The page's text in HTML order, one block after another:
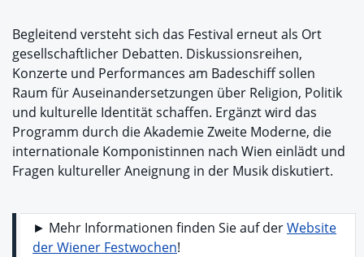
Begleitend versteht sich das Festival erneut als Ort
gesellschaftlicher Debatten. Diskussionsreihen,
Konzerte und Performances am Badeschiff sollen
Raum für Auseinandersetzungen über Religion, Politik
und kulturelle Identität schaffen. Ergänzt wird das
Programm durch die Akademie Zweite Moderne, die
internationale Komponistinnen nach Wien einlädt und
Fragen kultureller Aneignung in der Musik diskutiert.
► Mehr Informationen finden Sie auf derWebsite
der Wiener Festwochen!